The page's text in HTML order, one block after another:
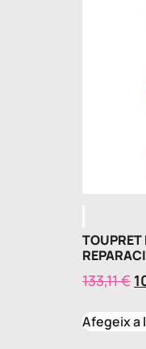
TOUPRET
133,11€
Afegeix a